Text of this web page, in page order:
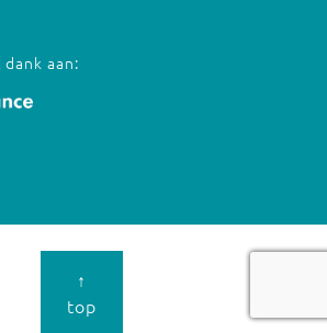
aan:
↑
top